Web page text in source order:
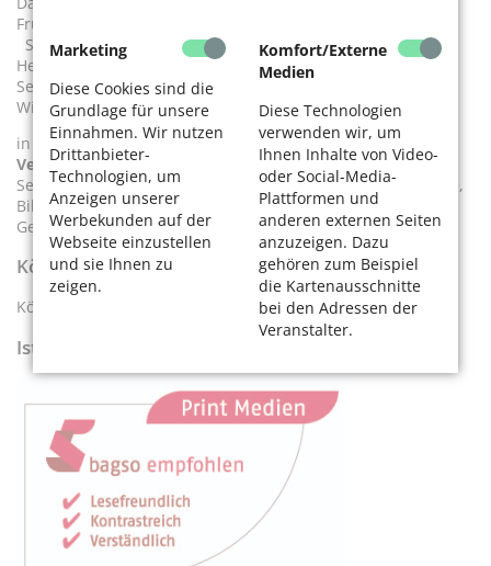
Marketing
Diese Cookies sind die
Grundlage für unsere
Einnahmen. Wir nutzen
Drittanbieter-
Technologien, um
Anzeigen unserer
Werbekunden auf der
Webseite einzustellen
und sie Ihnen zu
zeigen.
Komfort/Externe
Medien
Diese Technologien
verwenden wir, um
Ihnen Inhalte von Video-
oder Social-Media-
Plattformen und
anderen externen Seiten
anzuzeigen. Dazu
gehören zum Beispiel
die Kartenausschnitte
bei den Adressen der
Veranstalter.
Frühjahr am 1. März, gültig März/April/Mai
Sommer am 1. Juni, gültig Juni/Juli/August
Herbst am 1. September, gültig
September/Oktober/November
Winter am 1. Dezember, gültig Dezember/Januar/Februar
in einer Auflage von je 20.000 Exemplaren.1.200
Verteilstellen: Apotheken, Arztpraxen, Bezirksrathäuser,
Seniorentreffs, Kultur- und Freizeiteinrichtungen, Geschäfte,
Bibliotheken etc.
Gebiet KölnMitnahmeorte
KölnerLeben als Abonnement
KölnerLeben kann man als für 12 € im Jahr erhalten.
Ist KölnerLeben barrierefrei?